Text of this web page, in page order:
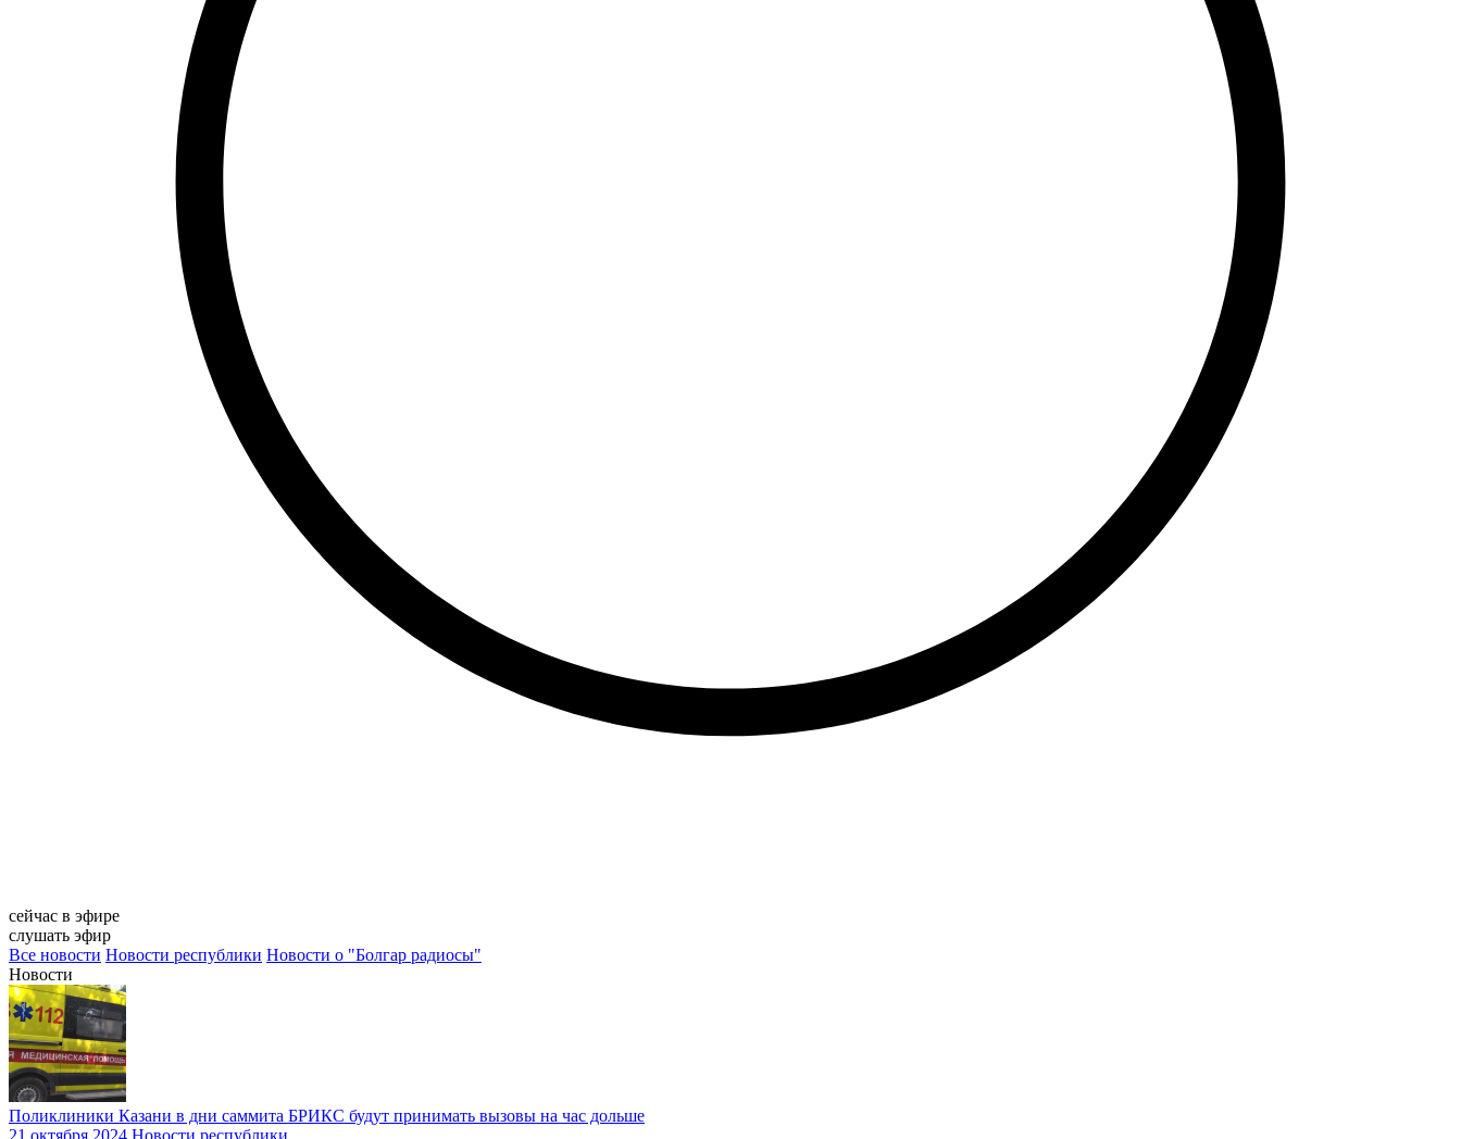
сейчас в эфире
слушать эфир
Все новости Новости республики Новости о "Болгар радиосы"
Новости
Поликлиники Казани в дни саммита БРИКС будут принимать вызовы на час дольше